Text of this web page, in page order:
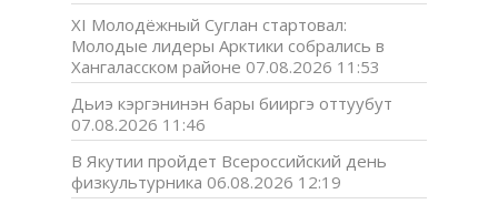
XI Молодёжный Суглан стартовал:
Молодые лидеры Арктики собрались в
Хангаласском районе 07.08.2026 11:53
Дьиэ кэргэнинэн бары бииргэ оттуубут
07.08.2026 11:46
В Якутии пройдет Всероссийский день
физкультурника 06.08.2026 12:19